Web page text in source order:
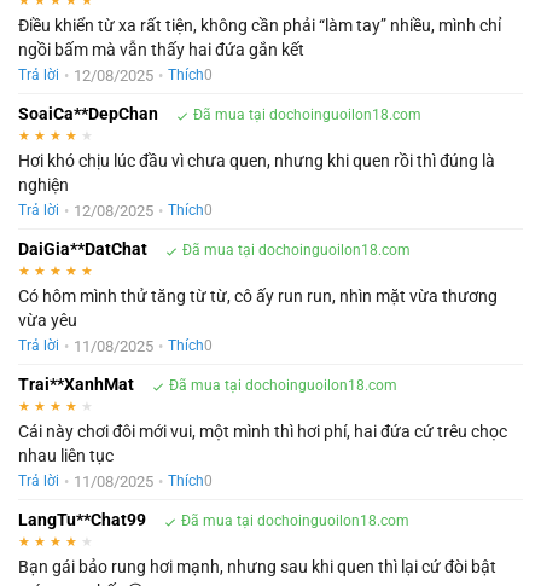
Điều khiển từ xa rất tiện, không cần phải “làm tay” nhiều, mình chỉ
ngồi bấm mà vẫn thấy hai đứa gắn kết
Trả lời • 12/08/2025 • Thích0
SoaiCa**DepChan Đã mua tại dochoinguoilon18.com
★ ★ ★ ★ ★
Hơi khó chịu lúc đầu vì chưa quen, nhưng khi quen rồi thì đúng là
nghiện
Trả lời • 12/08/2025 • Thích0
DaiGia**DatChat Đã mua tại dochoinguoilon18.com
★ ★ ★ ★ ★
Có hôm mình thử tăng từ từ, cô ấy run run, nhìn mặt vừa thương
vừa yêu
Trả lời • 11/08/2025 • Thích0
Trai**XanhMat Đã mua tại dochoinguoilon18.com
★ ★ ★ ★ ★
Cái này chơi đôi mới vui, một mình thì hơi phí, hai đứa cứ trêu chọc
nhau liên tục
Trả lời • 11/08/2025 • Thích0
LangTu**Chat99 Đã mua tại dochoinguoilon18.com
★ ★ ★ ★ ★
Bạn gái bảo rung hơi mạnh, nhưng sau khi quen thì lại cứ đòi bật